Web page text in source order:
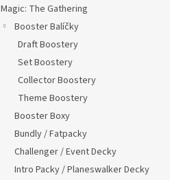
Magic: The Gathering
Booster Balíčky
Draft Boostery
Set Boostery
Collector Boostery
Theme Boostery
Booster Boxy
Bundly / Fatpacky
Challenger / Event Decky
Intro Packy / Planeswalker Decky